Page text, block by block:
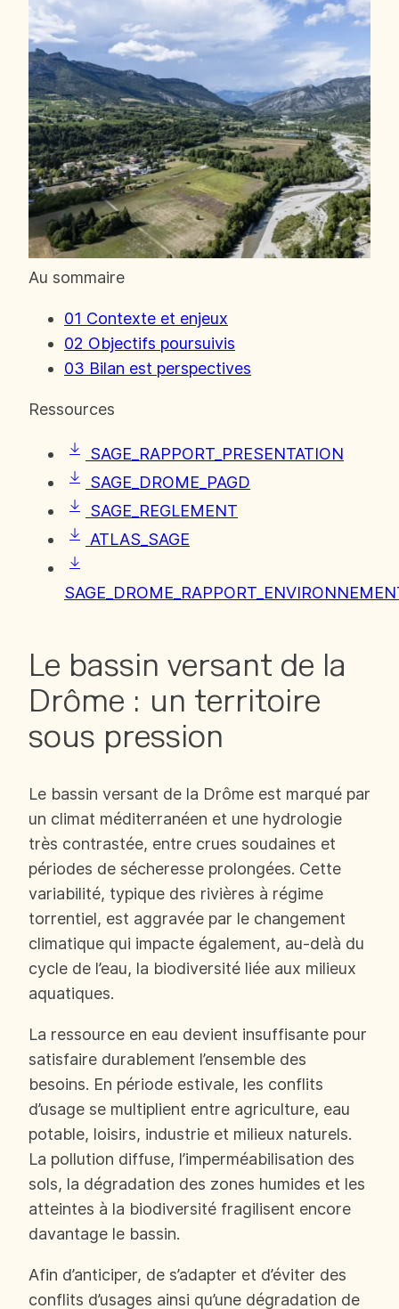
Au sommaire
01 Contexte et enjeux
02 Objectifs poursuivis
03 Bilan est perspectives
Ressources
SAGE_RAPPORT_PRESENTATION
SAGE_DROME_PAGD
SAGE_REGLEMENT
ATLAS_SAGE
Le bassin versant de la
Drôme : un territoire
sous pression
Le bassin versant de la Drôme est marqué par
un climat méditerranéen et une hydrologie
très contrastée, entre crues soudaines et
périodes de sécheresse prolongées. Cette
variabilité, typique des rivières à régime
torrentiel, est aggravée par le changement
climatique qui impacte également, au-delà du
cycle de l’eau, la biodiversité liée aux milieux
aquatiques.
La ressource en eau devient insuffisante pour
satisfaire durablement l’ensemble des
besoins. En période estivale, les conflits
d’usage se multiplient entre agriculture, eau
potable, loisirs, industrie et milieux naturels.
La pollution diffuse, l’imperméabilisation des
sols, la dégradation des zones humides et les
atteintes à la biodiversité fragilisent encore
davantage le bassin.
Afin d’anticiper, de s’adapter et d’éviter des
conflits d’usages ainsi qu’une dégradation de